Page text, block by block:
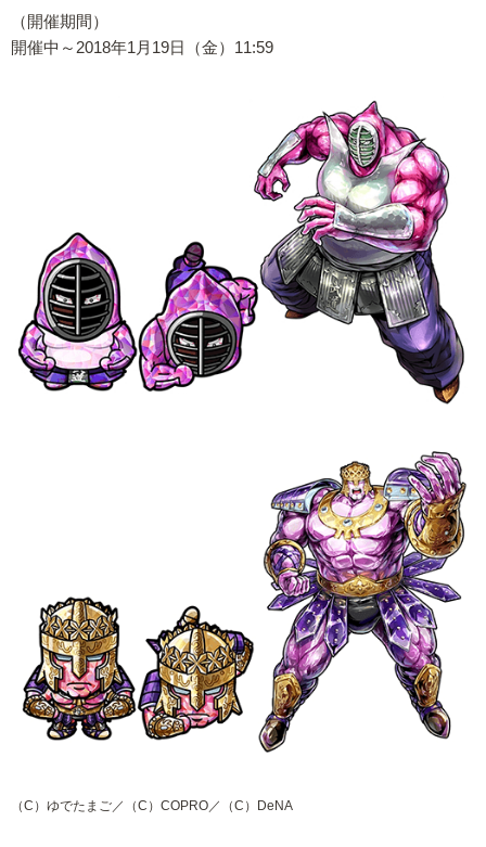
（開催期間）
開催中～2018年1月19日（金）11:59
（C）ゆでたまご／（C）COPRO／（C）DeNA